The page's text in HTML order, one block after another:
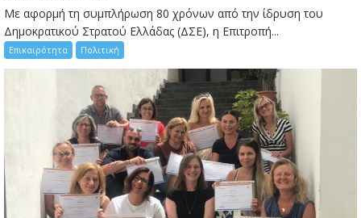
Με αφορμή τη συμπλήρωση 80 χρόνων από την ίδρυση του
Δημοκρατικού Στρατού Ελλάδας (ΔΣΕ), η Επιτροπή...
Επικαιρότητα Πολιτική